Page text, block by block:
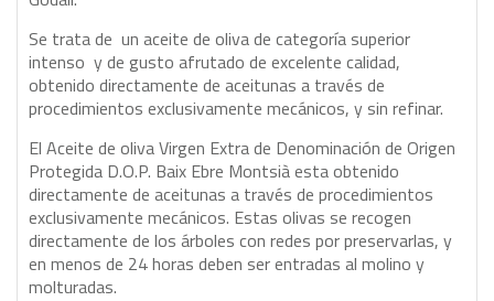
Se trata de un aceite de oliva de categoría superior
intenso y de gusto afrutado de excelente calidad,
obtenido directamente de aceitunas a través de
procedimientos exclusivamente mecánicos, y sin refinar.
El Aceite de oliva Virgen Extra de Denominación de Origen
Protegida D.O.P. Baix Ebre Montsià esta obtenido
directamente de aceitunas a través de procedimientos
exclusivamente mecánicos. Estas olivas se recogen
directamente de los árboles con redes por preservarlas, y
en menos de 24 horas deben ser entradas al molino y
molturadas.